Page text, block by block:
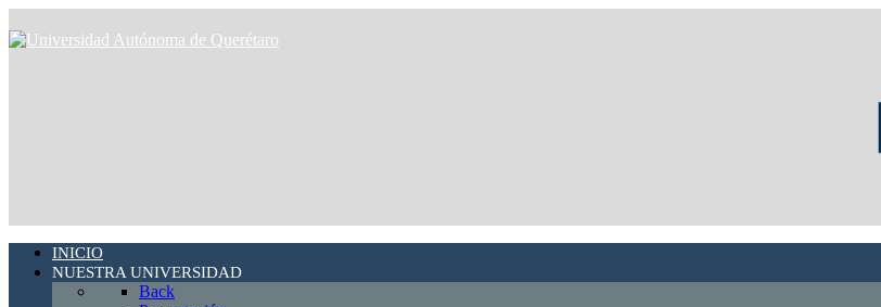
INICIO
NUESTRA UNIVERSIDAD
Back